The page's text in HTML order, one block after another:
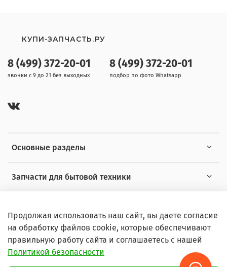
Основные разделы
Запчасти для бытовой техники
8 (499) 372-20-01
звонки с 9 до 21 без выходных
8 (499) 372-20-01
подбор по фото Whatsapp
КУПИ-ЗАПЧАСТЬ.РУ
Продолжая использовать наш сайт, вы даете согласие
на обработку файлов cookie, которые обеспечивают
правильную работу сайта и соглашаетесь с нашей
Политикой безопасности